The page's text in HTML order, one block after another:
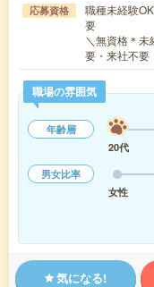
応募資格
職種未経験
要
＼無資格＊
要・来社不
職場の雰囲気
年齢層
20代
男女比率
女性
気になる!